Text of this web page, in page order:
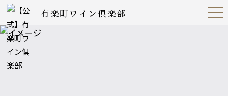
有楽町ワイン倶楽部 Open
Navig